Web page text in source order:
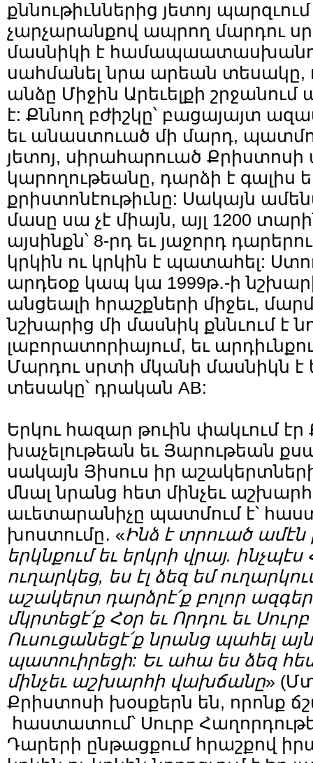
քննութիւններից յետոյ
չարչարանքով ապրող մարդու
մասնիկի է
սահմանել նրա արեան տեսակը,
անձը Միջին Արեւելքի
է: Քննող բժիշկը՝ բացայայտ
եւ անաստուած մի մարդ,
յետոյ, սիրահարուած
կարողութեանը, դարձի է գալիս
քրիստոնէութիւնը: Սակայն
մասը սա չէ միայն, այլ 1200
այսինքն՝ 8-րդ եւ յաջորդ
կրկին ու կրկին է պատահել:
արդեօք կապ կա 1999թ․-ի
անցեալի հրաշքների միջեւ,
նշխարից մի մասնիկ քննւում է
լաբորատորիայում, եւ
Մարդու սրտի մկանի մասնիկն է
տեսակը՝ դրական AB:
Երկու հազար թուին փակւում
խաչելութեան եւ Յարութեան
սակայն Յիսուս իր
մնալ նրանց հետ մինչեւ
աւետարանիչը պատմում է՝
խոստումը․ «Ինձ է տրուած ամէն
երկնքում եւ երկրի վրայ. ինչպէս
ուղարկեց, ես էլ ձեզ եմ
աշակերտ դարձրէ՛ք բոլոր
մկրտեցէ՛ք Հօր եւ Որդու եւ
Ուսուցանեցէ՛ք նրանց պահել այն
պատուիրեցի: Եւ ահա ես ձեզ հետ
մինչեւ աշխարհի վախճանը»
Քրիստոսի խօսքերն են, որոնք
հաստատում՝ Սուրբ
Դարերի ընթացքում հրաշքով